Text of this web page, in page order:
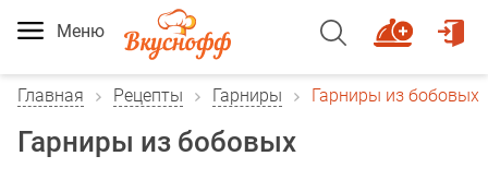
Меню
Главная Рецепты Гарниры Гарниры из бобовых
Гарниры из бобовых